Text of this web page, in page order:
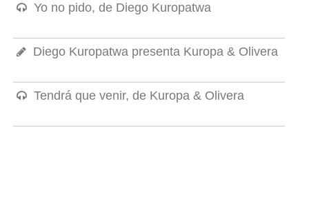
Yo no pido, de Diego Kuropatwa
Diego Kuropatwa presenta Kuropa & Olivera
Tendrá que venir, de Kuropa & Olivera